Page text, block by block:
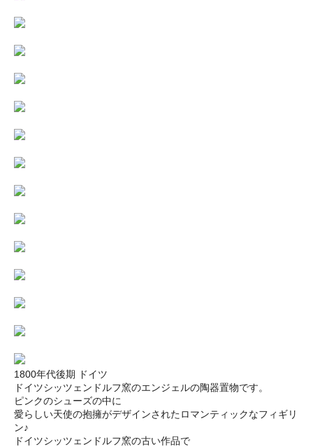
1800年代後期 ドイツ
ドイツシッツェンドルフ窯のエンジェルの陶器置物です。
ピンクのシューズの中に
愛らしい天使の抱擁がデザインされたロマンティックなフィギリ
ン♪
ドイツシッツェンドルフ窯の古い作品で